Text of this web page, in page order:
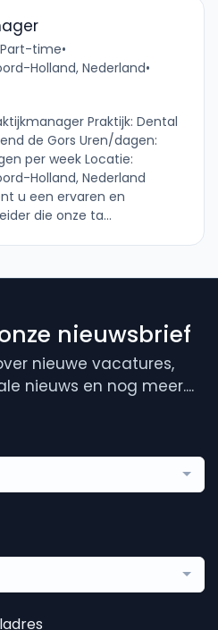
Part-time•
Holland, Nederland•
Praktijk: Dental
de Gors Uren/dagen:
per week Locatie:
Holland, Nederland
u een ervaren en
die onze ta...
nieuwsbrief
nieuwe vacatures,
nieuws en nog meer....